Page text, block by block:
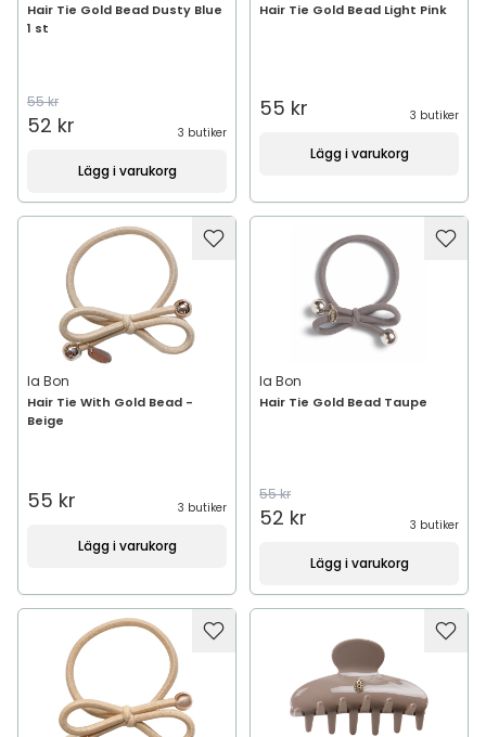
Hair Tie Gold Bead Dusty Blue
1 st
55 kr
52 kr 3 butiker
Lägg i varukorg
Hair Tie Gold Bead Light Pink
55 kr 3 butiker
Lägg i varukorg
Ia Bon
Hair Tie With Gold Bead -
Beige
55 kr 3 butiker
Lägg i varukorg
Ia Bon
Hair Tie Gold Bead Taupe
55 kr
52 kr 3 butiker
Lägg i varukorg